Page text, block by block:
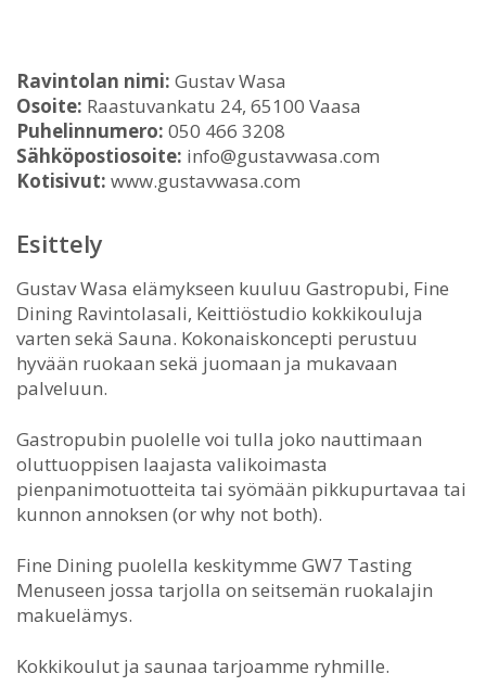
Ravintolan nimi: Gustav Wasa
Osoite: Raastuvankatu 24, 65100 Vaasa
Puhelinnumero: 050 466 3208
Sähköpostiosoite: info@gustavwasa.com
Kotisivut: www.gustavwasa.com
Esittely
Gustav Wasa elämykseen kuuluu Gastropubi, Fine
Dining Ravintolasali, Keittiöstudio kokkikouluja
varten sekä Sauna. Kokonaiskoncepti perustuu
hyvään ruokaan sekä juomaan ja mukavaan
palveluun.
Gastropubin puolelle voi tulla joko nauttimaan
oluttuoppisen laajasta valikoimasta
pienpanimotuotteita tai syömään pikkupurtavaa tai
kunnon annoksen (or why not both).
Fine Dining puolella keskitymme GW7 Tasting
Menuseen jossa tarjolla on seitsemän ruokalajin
makuelämys.
Kokkikoulut ja saunaa tarjoamme ryhmille.